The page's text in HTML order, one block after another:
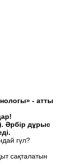
- атты
Әрбір дұрыс
гүл?
сақталатын